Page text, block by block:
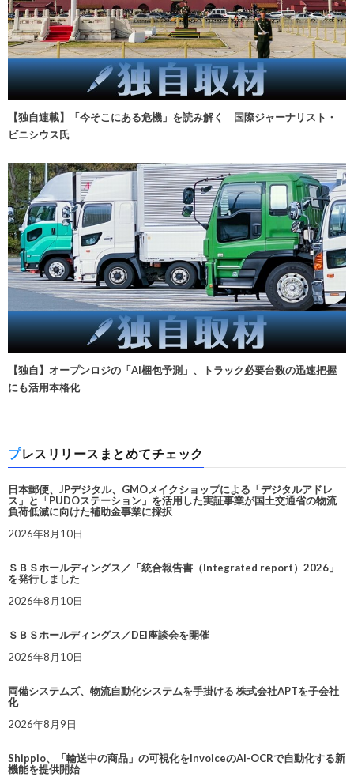
【独自連載】「今そこにある危機」を読み解く 国際ジャーナリスト・
ビニシウス氏
【独自】オープンロジの「AI梱包予測」、トラック必要台数の迅速把握
にも活用本格化
プレスリリースまとめてチェック
日本郵便、JPデジタル、GMOメイクショップによる「デジタルアドレ
ス」と「PUDOステーション」を活用した実証事業が国土交通省の物流
負荷低減に向けた補助金事業に採択
2026年8月10日
ＳＢＳホールディングス／「統合報告書（Integrated report）2026」
を発行しました
2026年8月10日
ＳＢＳホールディングス／DEI座談会を開催
2026年8月10日
両備システムズ、物流自動化システムを手掛ける 株式会社APTを子会社
化
2026年8月9日
Shippio、「輸送中の商品」の可視化をInvoiceのAI-OCRで自動化する新
機能を提供開始